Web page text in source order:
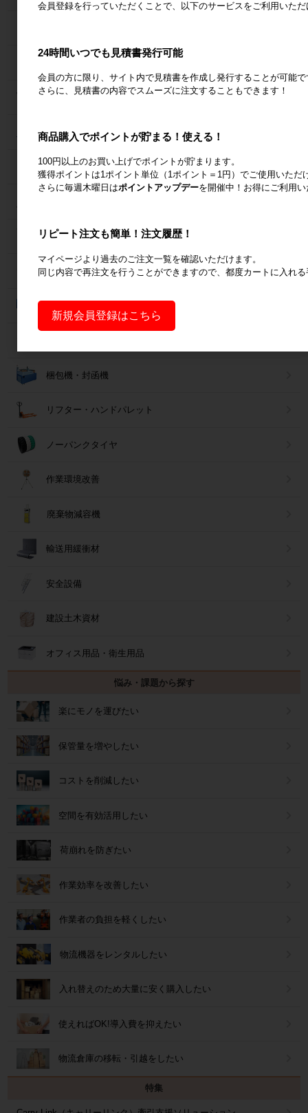
パレット
フォークリフトスロープ
コンベア
作業台
梱包資材
梱包機・封函機
リフター・ハンドパレット
ノーパンクタイヤ
作業環境改善
廃棄物減容機
輸送用緩衝材
安全設備
建設土木資材
オフィス用品・衛生用品
悩み・課題から探す
楽にモノを運びたい
保管量を増やしたい
コストを削減したい
空間を有効活用したい
荷崩れを防ぎたい
作業効率を改善したい
作業者の負担を軽くしたい
物流機器をレンタルしたい
入れ替えのため大量に安く購入したい
使えればOK!導入費を抑えたい
物流倉庫の移転・引越をしたい
特集
会員登録を行っていただくことで、以下のサービスをご利用いた
24時間いつでも見積書発行可能
会員の方に限り、サイト内で見積書を作成し発行することが可能で
さらに、見積書の内容でスムーズに注文することもできます！
商品購入でポイントが貯まる！使える！
100円以上のお買い上げでポイントが貯まります。
獲得ポイントは1ポイント単位（1ポイント＝1円）でご使用いただ
さらに毎週木曜日はポイントアップデーを開催中！お得にご利用
リピート注文も簡単！注文履歴！
マイページより過去のご注文一覧を確認いただけます。
同じ内容で再注文を行うことができますので、都度カートに入れ
新規会員登録はこちら